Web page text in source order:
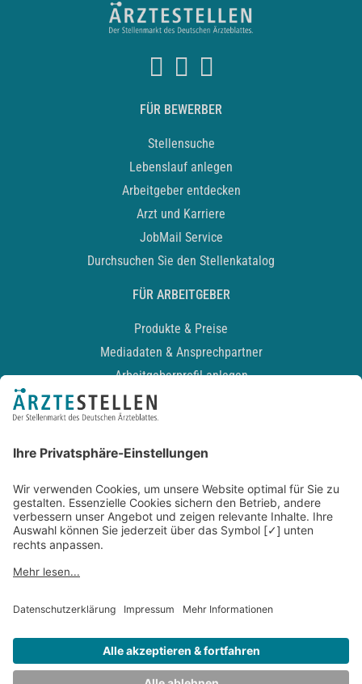
FÜR BEWERBER
Stellensuche
Lebenslauf anlegen
Arbeitgeber entdecken
Arzt und Karriere
JobMail Service
Durchsuchen Sie den Stellenkatalog
FÜR ARBEITGEBER
Produkte & Preise
Mediadaten & Ansprechpartner
Arbeitgeberprofil anlegen
Recruiting-Podcast
Kontakt
Datenschutz
Newsletter